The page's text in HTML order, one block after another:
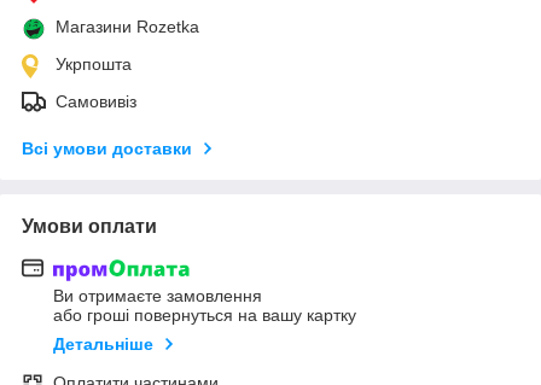
Магазини Rozetka
Укрпошта
Самовивіз
Всі умови доставки
Умови оплати
Ви отримаєте замовлення
або гроші повернуться на вашу картку
Детальніше